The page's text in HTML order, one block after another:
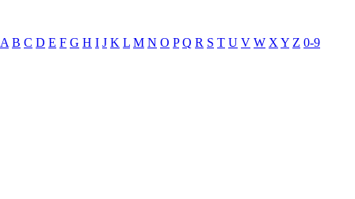
A B C D E F G H I J K L M N O P Q R S T U V W X Y Z 0-9